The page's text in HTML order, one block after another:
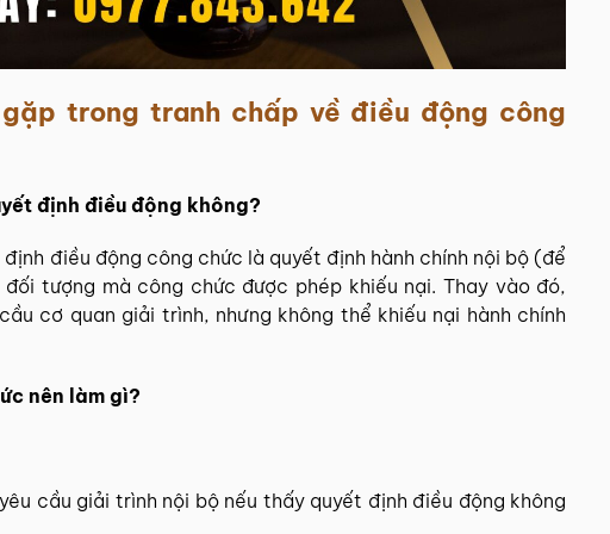
trong tranh chấp về điều động công
định điều động không?
định điều động công chức là quyết định hành chính nội bộ (để
tượng mà công chức được phép khiếu nại. Thay vào đó,
cơ quan giải trình, nhưng không thể khiếu nại hành chính
nên làm gì?
cầu giải trình nội bộ nếu thấy quyết định điều động không